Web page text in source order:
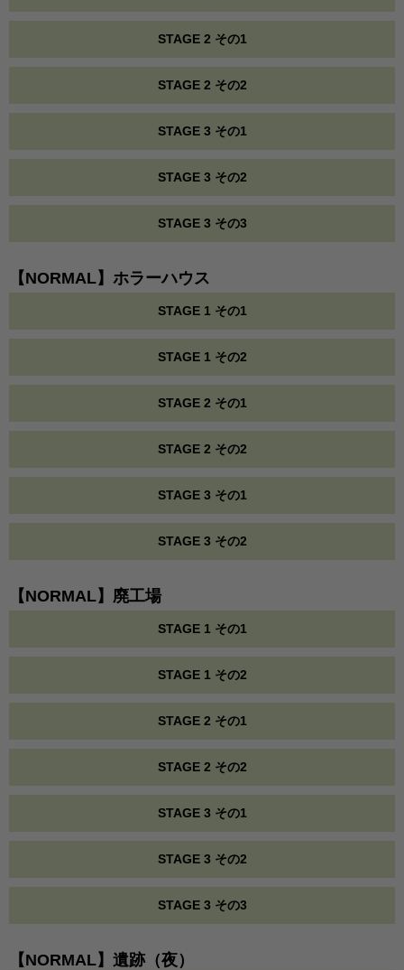
STAGE 2 その1
STAGE 2 その2
STAGE 3 その1
STAGE 3 その2
STAGE 3 その3
【NORMAL】ホラーハウス
STAGE 1 その1
STAGE 1 その2
STAGE 2 その1
STAGE 2 その2
STAGE 3 その1
STAGE 3 その2
【NORMAL】廃工場
STAGE 1 その1
STAGE 1 その2
STAGE 2 その1
STAGE 2 その2
STAGE 3 その1
STAGE 3 その2
STAGE 3 その3
【NORMAL】遺跡（夜）